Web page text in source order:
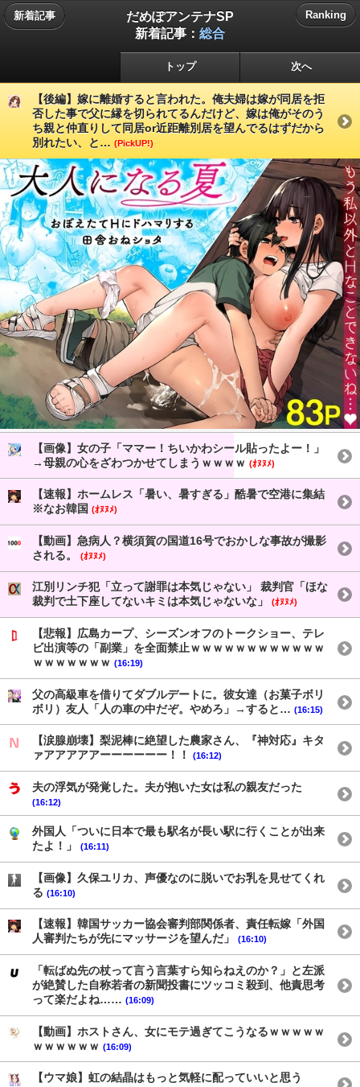
新着記事
だめぽアンテナSP
新着記事： 総合
Ranking
トップ 次へ
【後編】嫁に離婚すると言われた。俺夫婦は嫁が同居を拒
否した事で父に縁を切られてるんだけど、嫁は俺がそのう
ち親と仲直りして同居or近距離別居を望んでるはずだから
別れたい、と… (PickUP!)
【画像】女の子「ママー！ちいかわシール貼ったよー！」
→母親の心をざわつかせてしまうｗｗｗｗ (ｵﾇﾇﾒ)
【速報】ホームレス「暑い、暑すぎる」酷暑で空港に集結
※なお韓国 (ｵﾇﾇﾒ)
【動画】急病人？横須賀の国道16号でおかしな事故が撮影
される。
(ｵﾇﾇﾒ)
江別リンチ犯「立って謝罪は本気じゃない」 裁判官「ほな
裁判で土下座してないキミは本気じゃないな」
(ｵﾇﾇﾒ)
【悲報】広島カープ、シーズンオフのトークショー、テレ
ビ出演等の「副業」を全面禁止ｗｗｗｗｗｗｗｗｗｗｗｗ
ｗｗｗｗｗｗｗ (16:19)
父の高級車を借りてダブルデートに。彼女達（お菓子ボリ
ボリ）友人「人の車の中だぞ。やめろ」→すると… (16:15)
【涙腺崩壊】梨泥棒に絶望した農家さん、『神対応』キタ
ァアアアアアーーーーーー！！
(16:12)
夫の浮気が発覚した。夫が抱いた女は私の親友だった
(16:12)
外国人「ついに日本で最も駅名が長い駅に行くことが出来
たよ！」
(16:11)
【画像】久保ユリカ、声優なのに脱いでお乳を見せてくれ
る (16:10)
【速報】韓国サッカー協会審判部関係者、責任転嫁「外国
人審判たちが先にマッサージを望んだ」
(16:10)
「転ばぬ先の杖って言う言葉すら知らねえのか？」と左派
が絶賛した自称若者の新聞投書にツッコミ殺到、他責思考
って楽だよね…… (16:09)
【動画】ホストさん、女にモテ過ぎてこうなるｗｗｗｗｗ
ｗｗｗｗｗｗ (16:09)
【ウマ娘】虹の結晶はもっと気軽に配っていいと思う